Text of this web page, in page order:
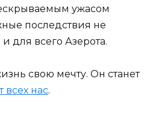
ужасом
последствия не
для всего Азерота.
свою мечту. Он станет
всех нас.